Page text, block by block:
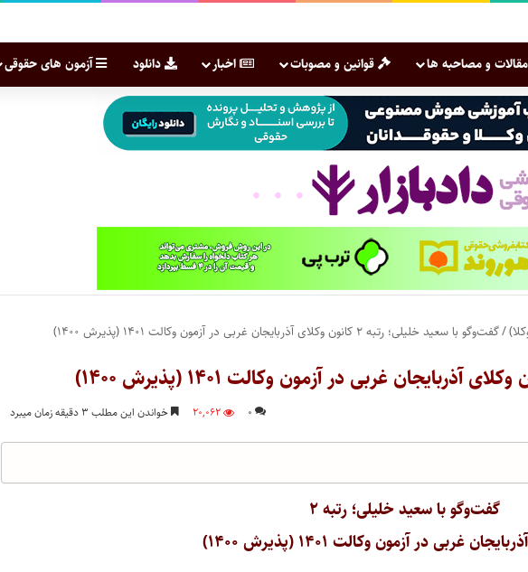
مقالات و مصاحبه ها قوانین و مصوبات اخبار دانلود آزمون های حقوقی
/گفت‌وگو با سعید خلیلی؛ رتبه ۲ کانون وکلای آذربایجان غربی در آزمون وکالت ۱۴۰۱ (پذیرش ۱۴۰۰)
۰ ۲۰,۰۶۲ خواندن این مطلب ۳ دقیقه زمان میبرد
گفت‌وگو با سعید خلیلی؛ رتبه ۲
غربی در آزمون وکالت ۱۴۰۱ (پذیرش ۱۴۰۰)